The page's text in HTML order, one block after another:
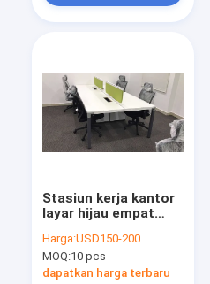
Stasiun kerja kantor
layar hijau empat
dengan kabinet alas
ponsel
Harga:USD150-200
MOQ:10 pcs
dapatkan harga terbaru